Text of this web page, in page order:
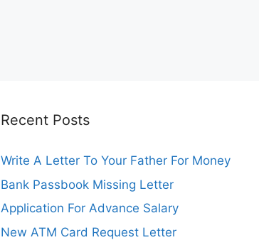
Recent Posts
Write A Letter To Your Father For Money
Bank Passbook Missing Letter
Application For Advance Salary
New ATM Card Request Letter